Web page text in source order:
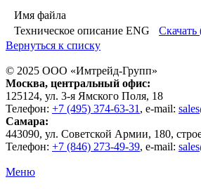
Имя файла
Техническое описание ENG
Вернуться к списку
© 2025 ООО «Имтрейд-Групп»
Москва, центральный офис:
125124, ул. 3-я Ямского Поля, 18
Телефон: +7 (495) 374-63-31, e-mail:
Самара:
443090, ул. Советской Армии, 180,
Телефон: +7 (846) 273-49-39, e-mail:
Меню